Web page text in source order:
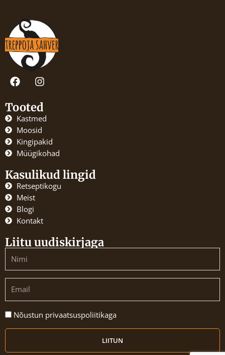
F
a
e
b
o
o
k
I
n
t
a
g
r
a
m
Tooted
Kastmed
Moosid
Kingipakid
Müügikohad
Kasulikud lingid
Retseptikogu
Meist
Blogi
Kontakt
Liitu uudiskirjaga
Nõustun
Nõustun privaatsuspoliitikaga
LIITUN